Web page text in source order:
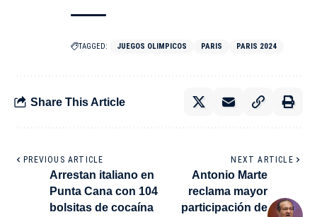
TAGGED: JUEGOS OLIMPICOS PARIS PARIS 2024
Share This Article
PREVIOUS ARTICLE
Arrestan italiano en
Punta Cana con 104
bolsitas de cocaína
NEXT ARTICLE
Antonio Marte
reclama mayor
participación de